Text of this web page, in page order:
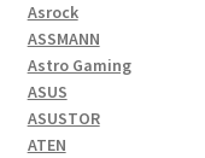
Asrock
ASSMANN
Astro Gaming
ASUS
ASUSTOR
ATEN